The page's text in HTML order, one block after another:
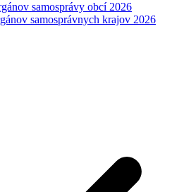
samosprávy obcí 2026
samosprávnych krajov 2026